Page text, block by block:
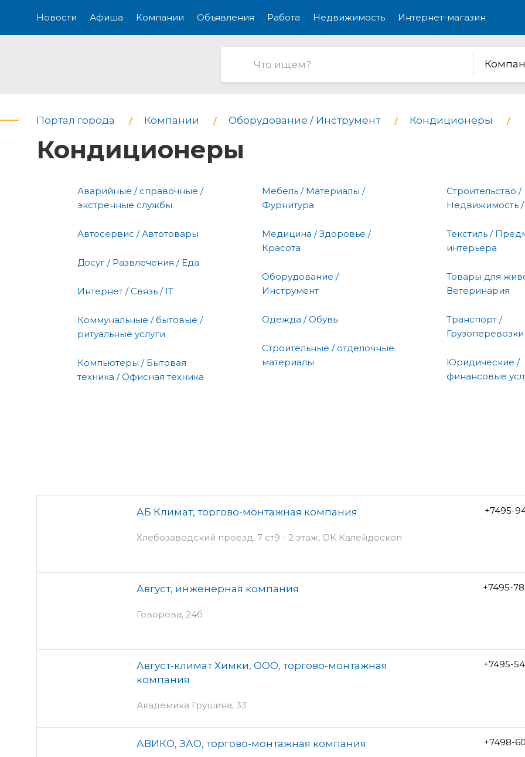
Новости Афиша Компании Объявления Работа Недвижимость Интернет-магазин
Портал города Компании Оборудование / Инструмент Кондиционеры
Кондиционеры
Аварийные / справочные /
экстренные службы
Автосервис / Автотовары
Досуг / Развлечения / Еда
Интернет / Связь / IT
Коммунальные / бытовые /
ритуальные услуги
Компьютеры / Бытовая
техника / Офисная техника
Мебель / Материалы /
Фурнитура
Медицина / Здоровье /
Красота
Оборудование /
Инструмент
Одежда / Обувь
Строительные / отделочные
материалы
Строительство /
Недвижимость
Текстиль /
интерьера
Товары для
Ветеринария
Транспорт /
Грузоперевозки
Юридические /
финансовые
АБ Климат, торгово-монтажная компания
Хлебозаводский проезд, 7 ст9 - 2 этаж, ОК Калейдоскоп
+7495-
Август, инженерная компания
Говорова, 24б
+7495-
Август-климат Химки, ООО, торгово-монтажная
компания
Академика Грушина, 33
+7495-
АВИКО, ЗАО, торгово-монтажная компания +7498-